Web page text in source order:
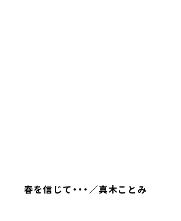
春を信じて・・・／真木ことみ